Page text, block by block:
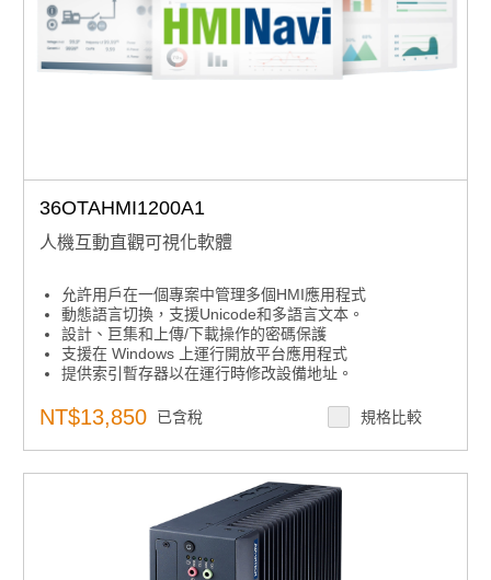
36OTAHMI1200A1
人機互動直觀可視化軟體
允許用戶在一個專案中管理多個HMI應用程式
動態語言切換，支援Unicode和多語言文本。
設計、巨集和上傳/下載操作的密碼保護
支援在 Windows 上運行開放平台應用程式
提供索引暫存器以在運行時修改設備地址。
操作日誌有助於事件審查和調查
支援超過500+ PLC控制器驅動程式
符合食品藥品管理局第21章CFR第11部分
NT$13,850 已含稅 規格比較